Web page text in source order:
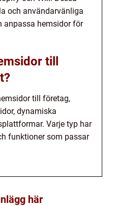
och användarvänliga
anpassa hemsidor för
till
till företag,
dynamiska
Varje typ har
funktioner som passar
här